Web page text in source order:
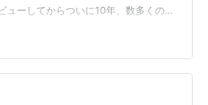
ューしてからついに10年、数多くの名
選んでみました。 本編 1. Good Luck
3. そんな僕らの冒険譚！ 4.
空DRIVING 7. アストライド 8. かか
ボリューション…